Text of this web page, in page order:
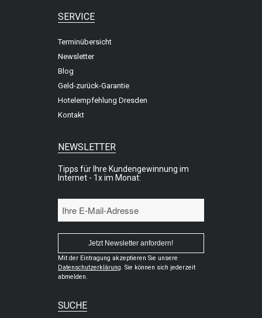
SERVICE
Terminübersicht
Newsletter
Blog
Geld-zurück-Garantie
Hotelempfehlung Dresden
Kontakt
NEWSLETTER
Tipps für Ihre Kundengewinnung im
Internet - 1x im Monat:
Mit der Eintragung akzeptieren Sie unsere
Datenschutzerklärung. Sie können sich jederzeit
abmelden.
SUCHE